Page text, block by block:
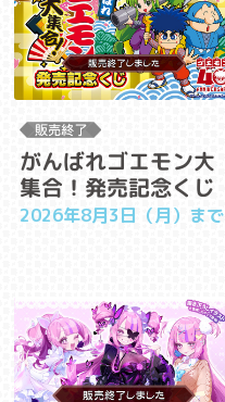
がんばれゴエモン大
集合！発売記念くじ
2026年8月3日（月）まで